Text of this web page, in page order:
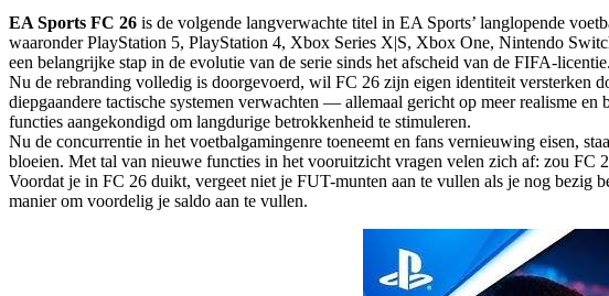
EA Sports FC 26 is de volgende langverwachte titel in EA Sports’ langlopende
waaronder PlayStation 5, PlayStation 4, Xbox Series X|S, Xbox One, Nintendo
een belangrijke stap in de evolutie van de serie sinds het afscheid van de FIFA-licentie.
Nu de rebranding volledig is doorgevoerd, wil FC 26 zijn eigen identiteit versterken
diepgaandere tactische systemen verwachten — allemaal gericht op meer realisme
functies aangekondigd om langdurige betrokkenheid te stimuleren.
Nu de concurrentie in het voetbalgamingenre toeneemt en fans vernieuwing eisen,
bloeien. Met tal van nieuwe functies in het vooruitzicht vragen velen zich af: zou FC
Voordat je in FC 26 duikt, vergeet niet je FUT-munten aan te vullen als je nog bezig
manier om voordelig je saldo aan te vullen.